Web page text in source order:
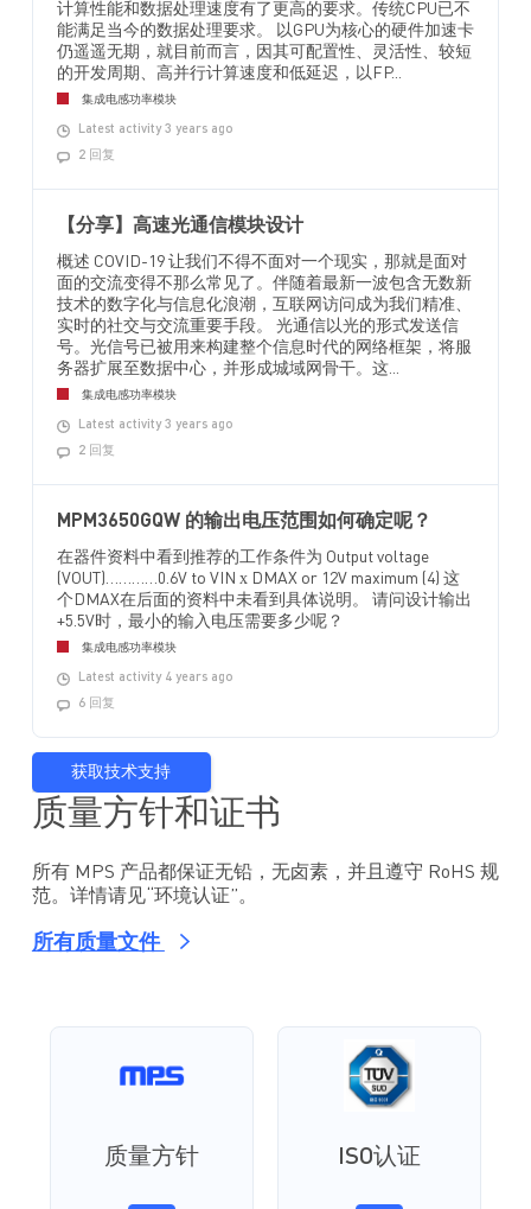
计算性能和数据处理速度有了更高的要求。传统CPU已不
能满足当今的数据处理要求。 以GPU为核心的硬件加速卡
仍遥遥无期，就目前而言，因其可配置性、灵活性、较短
的开发周期、高并行计算速度和低延迟，以FP...
集成电感功率模块
Latest activity 3 years ago
2 回复
【分享】高速光通信模块设计
概述 COVID-19 让我们不得不面对一个现实，那就是面对
面的交流变得不那么常见了。伴随着最新一波包含无数新
技术的数字化与信息化浪潮，互联网访问成为我们精准、
实时的社交与交流重要手段。 光通信以光的形式发送信
号。光信号已被用来构建整个信息时代的网络框架，将服
务器扩展至数据中心，并形成城域网骨干。这...
集成电感功率模块
Latest activity 3 years ago
2 回复
MPM3650GQW 的输出电压范围如何确定呢？
在器件资料中看到推荐的工作条件为 Output voltage
(VOUT)…………0.6V to VIN х DMAX or 12V maximum (4) 这
个DMAX在后面的资料中未看到具体说明。 请问设计输出
+5.5V时，最小的输入电压需要多少呢？
集成电感功率模块
Latest activity 4 years ago
6 回复
获取技术支持
质量方针和证书
所有 MPS 产品都保证无铅，无卤素，并且遵守 RoHS 规
范。详情请见“环境认证”。
所有质量文件
质量方针 ISO认证